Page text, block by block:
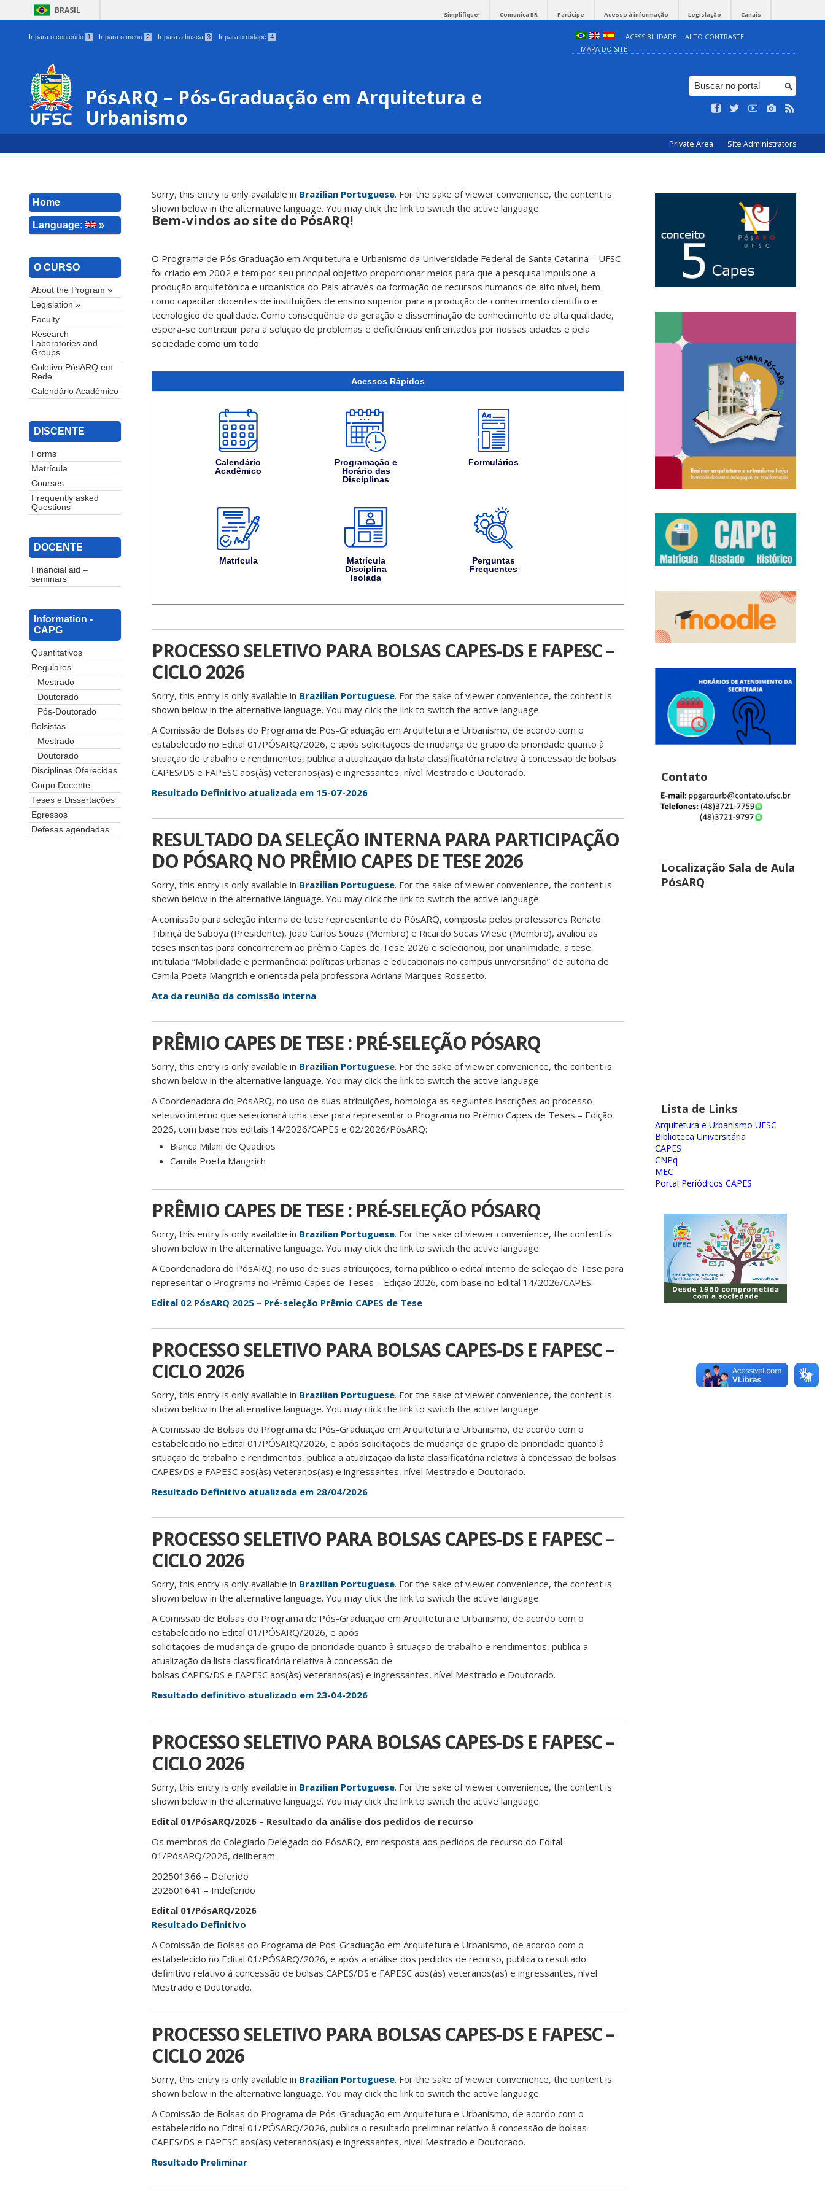
BRASIL Simplifique! Comunica BR Participe Acesso à informação Legislação Canais
Ir para o conteúdo 1 Ir para o menu 2 Ir para a busca 3 Ir para o rodapé 4 ACESSIBILIDADE
ALTO CONTRASTE
MAPA DO SITE
PósARQ – Pós-Graduação em Arquitetura e
Urbanismo
Private Area Site Administrators
Home
Language: »
O CURSO
About the Program »
Legislation »
Faculty
Research
Laboratories and
Groups
Coletivo PósARQ em
Rede
Calendário Acadêmico
DISCENTE
Forms
Matrícula
Courses
Frequently asked
Questions
DOCENTE
Financial aid –
seminars
Information -
CAPG
Quantitativos
Regulares
Mestrado
Doutorado
Pós-Doutorado
Bolsistas
Mestrado
Doutorado
Disciplinas Oferecidas
Corpo Docente
Teses e Dissertações
Egressos
Defesas agendadas
Sorry, this entry is only available in Brazilian Portuguese. For the sake of viewer convenience, the content is
shown below in the alternative language. You may click the link to switch the active language.
Bem-vindos ao site do PósARQ!
O Programa de Pós Graduação em Arquitetura e Urbanismo da Universidade Federal de Santa Catarina – UFSC
foi criado em 2002 e tem por seu principal objetivo proporcionar meios para que a pesquisa impulsione a
produção arquitetônica e urbanística do País através da formação de recursos humanos de alto nível, bem
como capacitar docentes de instituições de ensino superior para a produção de conhecimento científico e
tecnológico de qualidade. Como consequência da geração e disseminação de conhecimento de alta qualidade,
espera-se contribuir para a solução de problemas e deficiências enfrentados por nossas cidades e pela
sociedade como um todo.
Acessos Rápidos
Calendário
Acadêmico
Programação e
Horário das
Disciplinas
Formulários
Matrícula
Matrícula
Disciplina
Isolada
Perguntas
Frequentes
PROCESSO SELETIVO PARA BOLSAS CAPES-DS E FAPESC –
CICLO 2026
Sorry, this entry is only available in Brazilian Portuguese. For the sake of viewer convenience, the content is
shown below in the alternative language. You may click the link to switch the active language.
A Comissão de Bolsas do Programa de Pós-Graduação em Arquitetura e Urbanismo, de acordo com o
estabelecido no Edital 01/PÓSARQ/2026, e após solicitações de mudança de grupo de prioridade quanto à
situação de trabalho e rendimentos, publica a atualização da lista classificatória relativa à concessão de bolsas
CAPES/DS e FAPESC aos(às) veteranos(as) e ingressantes, nível Mestrado e Doutorado.
Resultado Definitivo atualizada em 15-07-2026
RESULTADO DA SELEÇÃO INTERNA PARA PARTICIPAÇÃO
DO PÓSARQ NO PRÊMIO CAPES DE TESE 2026
Sorry, this entry is only available in Brazilian Portuguese. For the sake of viewer convenience, the content is
shown below in the alternative language. You may click the link to switch the active language.
A comissão para seleção interna de tese representante do PósARQ, composta pelos professores Renato
Tibiriçá de Saboya (Presidente), João Carlos Souza (Membro) e Ricardo Socas Wiese (Membro), avaliou as
teses inscritas para concorrerem ao prêmio Capes de Tese 2026 e selecionou, por unanimidade, a tese
intitulada “Mobilidade e permanência: políticas urbanas e educacionais no campus universitário” de autoria de
Camila Poeta Mangrich e orientada pela professora Adriana Marques Rossetto.
Ata da reunião da comissão interna
PRÊMIO CAPES DE TESE : PRÉ-SELEÇÃO PÓSARQ
Sorry, this entry is only available in Brazilian Portuguese. For the sake of viewer convenience, the content is
shown below in the alternative language. You may click the link to switch the active language.
A Coordenadora do PósARQ, no uso de suas atribuições, homologa as seguintes inscrições ao processo
seletivo interno que selecionará uma tese para representar o Programa no Prêmio Capes de Teses – Edição
2026, com base nos editais 14/2026/CAPES e 02/2026/PósARQ:
Bianca Milani de Quadros
Camila Poeta Mangrich
PRÊMIO CAPES DE TESE : PRÉ-SELEÇÃO PÓSARQ
Sorry, this entry is only available in Brazilian Portuguese. For the sake of viewer convenience, the content is
shown below in the alternative language. You may click the link to switch the active language.
A Coordenadora do PósARQ, no uso de suas atribuições, torna público o edital interno de seleção de Tese para
representar o Programa no Prêmio Capes de Teses – Edição 2026, com base no Edital 14/2026/CAPES.
Edital 02 PósARQ 2025 – Pré-seleção Prêmio CAPES de Tese
PROCESSO SELETIVO PARA BOLSAS CAPES-DS E FAPESC –
CICLO 2026
Sorry, this entry is only available in Brazilian Portuguese. For the sake of viewer convenience, the content is
shown below in the alternative language. You may click the link to switch the active language.
A Comissão de Bolsas do Programa de Pós-Graduação em Arquitetura e Urbanismo, de acordo com o
estabelecido no Edital 01/PÓSARQ/2026, e após solicitações de mudança de grupo de prioridade quanto à
situação de trabalho e rendimentos, publica a atualização da lista classificatória relativa à concessão de bolsas
CAPES/DS e FAPESC aos(às) veteranos(as) e ingressantes, nível Mestrado e Doutorado.
Resultado Definitivo atualizada em 28/04/2026
PROCESSO SELETIVO PARA BOLSAS CAPES-DS E FAPESC –
CICLO 2026
Sorry, this entry is only available in Brazilian Portuguese. For the sake of viewer convenience, the content is
shown below in the alternative language. You may click the link to switch the active language.
A Comissão de Bolsas do Programa de Pós-Graduação em Arquitetura e Urbanismo, de acordo com o
estabelecido no Edital 01/PÓSARQ/2026, e após
solicitações de mudança de grupo de prioridade quanto à situação de trabalho e rendimentos, publica a
atualização da lista classificatória relativa à concessão de
bolsas CAPES/DS e FAPESC aos(às) veteranos(as) e ingressantes, nível Mestrado e Doutorado.
Resultado definitivo atualizado em 23-04-2026
PROCESSO SELETIVO PARA BOLSAS CAPES-DS E FAPESC –
CICLO 2026
Sorry, this entry is only available in Brazilian Portuguese. For the sake of viewer convenience, the content is
shown below in the alternative language. You may click the link to switch the active language.
Edital 01/PósARQ/2026 – Resultado da análise dos pedidos de recurso
Os membros do Colegiado Delegado do PósARQ, em resposta aos pedidos de recurso do Edital
01/PósARQ/2026, deliberam:
202501366 – Deferido
202601641 – Indeferido
Edital 01/PósARQ/2026
Resultado Definitivo
A Comissão de Bolsas do Programa de Pós-Graduação em Arquitetura e Urbanismo, de acordo com o
estabelecido no Edital 01/PÓSARQ/2026, e após a análise dos pedidos de recurso, publica o resultado
definitivo relativo à concessão de bolsas CAPES/DS e FAPESC aos(às) veteranos(as) e ingressantes, nível
Mestrado e Doutorado.
PROCESSO SELETIVO PARA BOLSAS CAPES-DS E FAPESC –
CICLO 2026
Sorry, this entry is only available in Brazilian Portuguese. For the sake of viewer convenience, the content is
shown below in the alternative language. You may click the link to switch the active language.
A Comissão de Bolsas do Programa de Pós-Graduação em Arquitetura e Urbanismo, de acordo com o
estabelecido no Edital 01/PÓSARQ/2026, publica o resultado preliminar relativo à concessão de bolsas
CAPES/DS e FAPESC aos(às) veteranos(as) e ingressantes, nível Mestrado e Doutorado.
Resultado Preliminar
Contato
Localização Sala de Aula
PósARQ
Lista de Links
Arquitetura e Urbanismo UFSC
Biblioteca Universitária
CAPES
CNPq
MEC
Portal Periódicos CAPES